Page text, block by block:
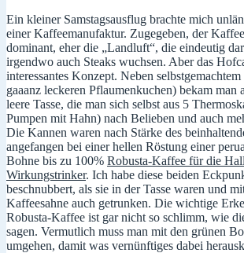
Ein kleiner Samstagsausflug brachte mich
einer Kaffeemanufaktur. Zugegeben, der
dominant, eher die „Landluft“, die eindeutig
irgendwo auch Steaks wuchsen. Aber das
interessantes Konzept. Neben
gaaanz leckeren Pflaumenkuchen) bekam man
leere Tasse, die man sich selbst aus 5
Pumpen mit Hahn) nach Belieben und auch
Die Kannen waren nach Stärke des
angefangen bei einer hellen Röstung einer
Bohne bis zu 100% Robusta-Kaffee für die
Wirkungstrinker. Ich habe diese beiden
beschnubbert, als sie in der Tasse waren und
Kaffeesahne auch getrunken. Die wichtige
Robusta-Kaffee ist gar nicht so schlimm, wie
sagen. Vermutlich muss man mit den grünen
umgehen, damit was vernünftiges dabei